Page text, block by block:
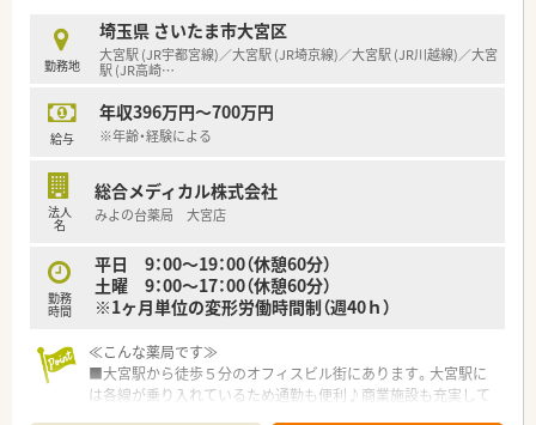
■経営のために在宅を始めた訳ではなく、薬局の使命として地
域・人の役に立つこと・ニーズのあるところには答えることを目
的に行っております。
でなく、個人宅の在宅も扱い、ドクターと一緒に同行するなど、
患者様へ直接服薬指導することができます。現在、在宅対応店舗
■処方箋の割合は外来が約81％で在宅が約19％となり、全体の
処方箋の2割が在宅と他の薬局は１割に満たないところが多い中
で、高い割合です。
アマネージャーの在籍など、患者様の満足を追求しています。
■在宅ドクターが実際の症例をもとに行う「在宅シュミレーショ
ン研修」も希望者は参加可能です。在宅がはじめての方も安心し
≪働く環境が整っています≫
■各店舗とも「明るく、元気に、温かく」を実践し、アットホーム
勤務地
埼玉県 さいたま市大宮区
大宮駅 (JR宇都宮線)／大宮駅 (JR埼京線)／大宮駅 (JR川越線)／大宮
駅 (JR高崎…
給与
年収396万円～700万円
※年齢・経験による
法人
名
総合メディカル株式会社
みよの台薬局 大宮店
勤務
時間
平日 9：00～19：00（休憩60分）
土曜 9：00～17：00（休憩60分）
※1ヶ月単位の変形労働時間制（週40ｈ）
≪こんな薬局です≫
■大宮駅から徒歩５分のオフィスビル街にあります。大宮駅に
は各線が乗り入れているため通勤も便利♪商業施設も充実して